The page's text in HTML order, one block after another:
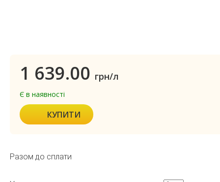
1 639.00 грн/л
Є в наявності
КУПИТИ
Разом до сплати